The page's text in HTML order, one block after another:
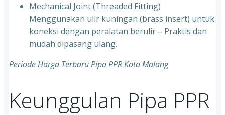
⁠Mechanical Joint (Threaded Fitting)
Menggunakan ulir kuningan (brass insert) untuk
koneksi dengan peralatan berulir – Praktis dan
mudah dipasang ulang.
Periode Harga Terbaru Pipa PPR Kota Malang
Keunggulan Pipa PPR